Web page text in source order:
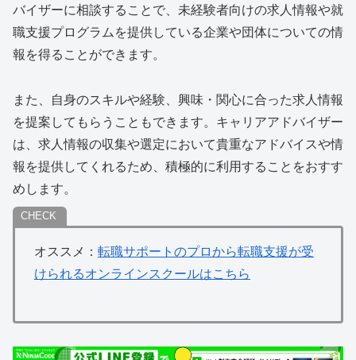
バイザーに相談することで、未経験者向けの求人情報や就
職支援プログラムを提供している企業や団体についての情
報を得ることができます。
また、自身のスキルや経験、興味・関心に合った求人情報
を提案してもらうこともできます。キャリアアドバイザー
は、求人情報の収集や選定において貴重なアドバイスや情
報を提供してくれるため、積極的に利用することをおすす
めします。
オススメ： 転職サポートのプロから転職支援が受
けられるオンラインスクールはこちら